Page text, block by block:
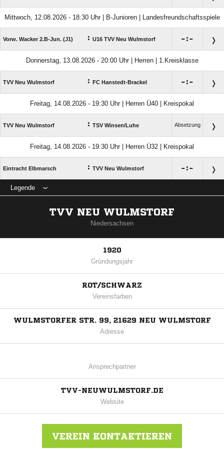
Mittwoch, 12.08.2026 - 18:30 Uhr | B-Junioren | Landesfreundschaftsspiele
Vorw. Wacker 2.B-Jun. (J1) : U16 TVV Neu Wulmstorf :
Donnerstag, 13.08.2026 - 20:00 Uhr | Herren | 1.Kreisklasse
TVV Neu Wulmstorf : FC Hanstedt-Brackel :
Freitag, 14.08.2026 - 19:30 Uhr | Herren Ü40 | Kreispokal
TVV Neu Wulmstorf : TSV Winsen/​Luhe Absetzung
Freitag, 14.08.2026 - 19:30 Uhr | Herren Ü32 | Kreispokal
Eintracht Elbmarsch : TVV Neu Wulmstorf :
Legende
TVV NEU WULMSTORF
Niedersachsen
1920
Gründungsjahr
ROT/SCHWARZ
Vereinsfarben
WULMSTORFER STR. 99, 21629 NEU WULMSTORF
Adresse
Ansprechpartner
TVV-NEUWULMSTORF.DE
Website
VEREIN KONTAKTIEREN